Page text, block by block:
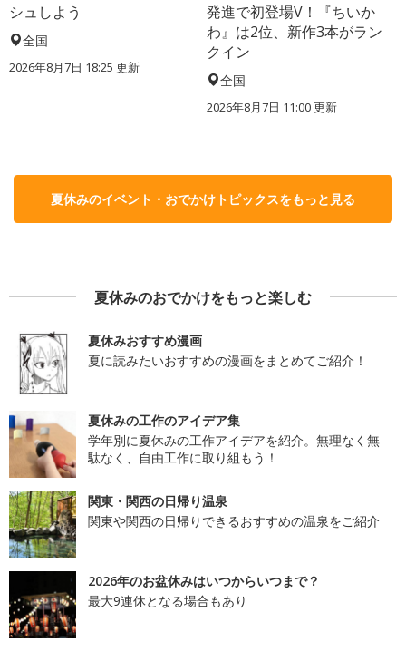
シュしよう
全国
2026年8月7日 18:25 更新
発進で初登場V！『ちいか
わ』は2位、新作3本がラン
クイン
全国
2026年8月7日 11:00更新
夏休みのイベント・おでかけトピックスをもっと見る
夏休みのおでかけをもっと楽しむ
夏休みおすすめ漫画
夏に読みたいおすすめの漫画をまとめてご紹介！
夏休みの工作のアイデア集
学年別に夏休みの工作アイデアを紹介。無理なく無
駄なく、自由工作に取り組もう！
関東・関西の日帰り温泉
関東や関西の日帰りできるおすすめの温泉をご紹介
2026年のお盆休みはいつからいつまで？
最大9連休となる場合もあり